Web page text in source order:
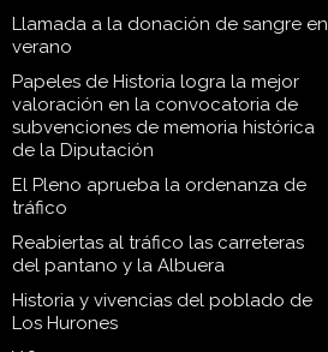
Llamada a la donación de sangre en
verano
Papeles de Historia logra la mejor
valoración en la convocatoria de
subvenciones de memoria histórica
de la Diputación
El Pleno aprueba la ordenanza de
tráfico
Reabiertas al tráfico las carreteras
del pantano y la Albuera
Historia y vivencias del poblado de
Los Hurones